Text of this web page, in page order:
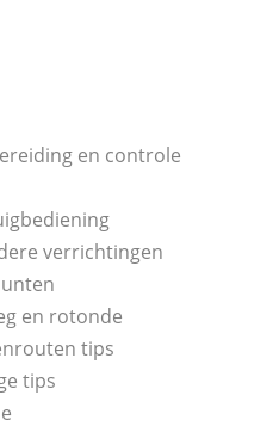
en controle
verrichtingen
en rotonde
tips
tips